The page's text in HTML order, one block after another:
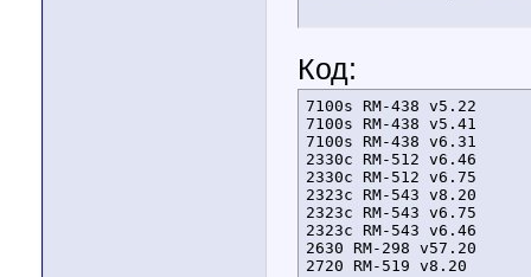
Код:
7100s RM-438 v5.22
7100s RM-438 v5.41
7100s RM-438 v6.31
2330c RM-512 v6.46
2330c RM-512 v6.75
2323c RM-543 v8.20
2323c RM-543 v6.75
2323c RM-543 v6.46
2630 RM-298 v57.20
2720 RM-519 v8.20